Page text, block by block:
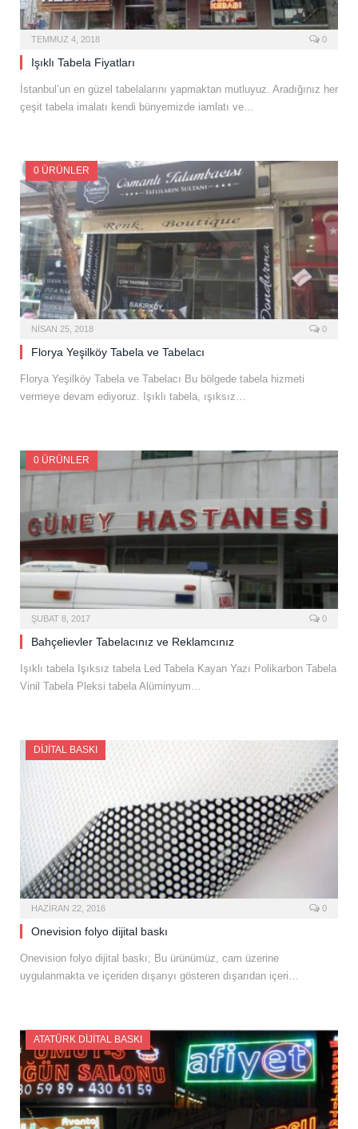
TEMMUZ 4, 2018 0
Işıklı Tabela Fiyatları
İstanbul’un en güzel tabelalarını yapmaktan mutluyuz. Aradığınız her
çeşit tabela imalatı kendi bünyemizde iamlatı ve…
0 ÜRÜNLER
NISAN 25, 2018 0
Florya Yeşilköy Tabela ve Tabelacı
Florya Yeşilköy Tabela ve Tabelacı Bu bölgede tabela hizmeti
vermeye devam ediyoruz. Işıklı tabela, ışıksız…
0 ÜRÜNLER
ŞUBAT 8, 2017 0
Bahçelievler Tabelacınız ve Reklamcınız
Işıklı tabela Işıksız tabela Led Tabela Kayan Yazı Polikarbon Tabela
Vinil Tabela Pleksi tabela Alüminyum…
DIJITAL BASKI
HAZIRAN 22, 2016 0
Onevision folyo dijital baskı
Onevision folyo dijital baskı; Bu ürünümüz, cam üzerine
uygulanmakta ve içeriden dışarıyı gösteren dışarıdan içeri…
ATATÜRK DIJITAL BASKI